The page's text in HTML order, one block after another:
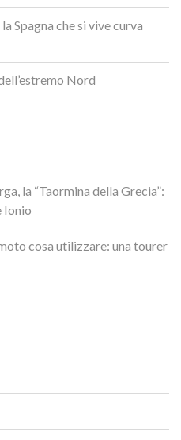
Spagna che si vive curva
Nord
la “Taormina della Grecia”:
Ionio
cosa utilizzare: una tourer